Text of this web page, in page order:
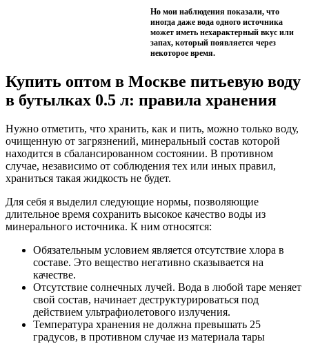
Но мои наблюдения показали, что
иногда даже вода одного источника
может иметь нехарактерный вкус или
запах, который появляется через
некоторое время.
Купить оптом в Москве питьевую воду
в бутылках 0.5 л: правила хранения
Нужно отметить, что хранить, как и пить, можно только воду,
очищенную от загрязнений, минеральный состав которой
находится в сбалансированном состоянии. В противном
случае, независимо от соблюдения тех или иных правил,
храниться такая жидкость не будет.
Для себя я выделил следующие нормы, позволяющие
длительное время сохранить высокое качество воды из
минерального источника. К ним относятся:
Обязательным условием является отсутствие хлора в
составе. Это вещество негативно сказывается на
качестве.
Отсутствие солнечных лучей. Вода в любой таре меняет
свой состав, начинает деструктурироваться под
действием ультрафиолетового излучения.
Температура хранения не должна превышать 25
градусов, в противном случае из материала тары